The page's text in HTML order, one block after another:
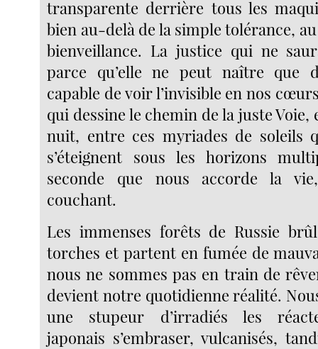
transparente derrière tous les
bien au-delà de la simple tolérance,
bienveillance. La justice qui ne
parce qu’elle ne peut naître que
capable de voir l’invisible en nos
qui dessine le chemin de la juste
nuit, entre ces myriades de soleils
s’éteignent sous les horizons
seconde que nous accorde la
couchant.
Les immenses forêts de Russie
torches et partent en fumée de
nous ne sommes pas en train de
devient notre quotidienne réalité.
une stupeur d’irradiés les
japonais s’embraser, vulcanisés,